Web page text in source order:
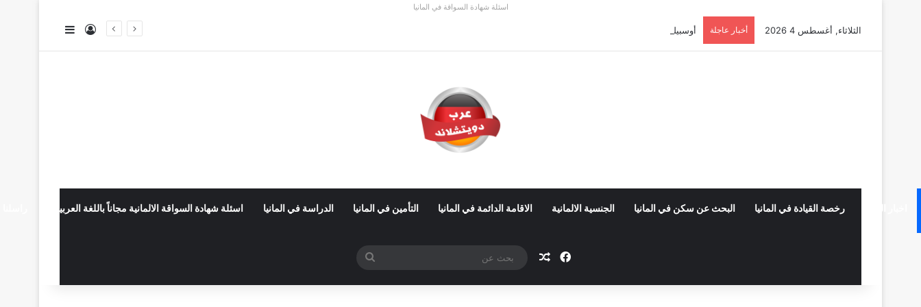
اسئلة شهادة السواقة في المانيا
الثلاثاء, أغسطس 4 2026 أخبار عاجلة أوسبيلدونغ تبريد مراكز البيانات في ألمانيا 2026: الأجور والشروط تسجيل الدخول
رخصة القيادة في المانيا البحث عن سكن في المانيا الجنسية الالمانية الاقامة الدائمة في المانيا التأمين في المانيا الدراسة في المانيا اسئلة شهادة السواقة الالمانية مجاناً باللغة العربية
فيسبوكمقال عشوائي